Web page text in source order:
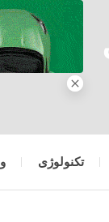
تکنولوژی